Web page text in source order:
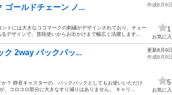
ゴールドチェーン ノ...
トには大きなココマークの刺繍がデザインされており、チェー
デザインで、普段使いからお出かけまで幅広く活躍します...
作成8月9日
1
お気に
2way バックパッ...
？ 静音キャスターの、バックパックとしてもお使いいただけ
コロコロ部分に大きなすり減りはありません。 キャリ...
更新8月9日
作成8月9日
5
お気に